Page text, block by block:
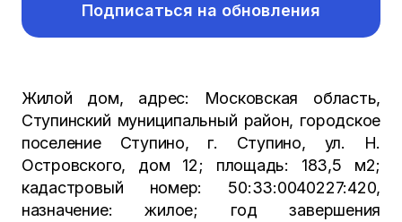
Подписаться на обновления
Жилой дом, адрес: Московская область,
Ступинский муниципальный район, городское
поселение Ступино, г. Ступино, ул. Н.
Островского, дом 12; площадь: 183,5 м2;
кадастровый номер: 50:33:0040227:420,
назначение: жилое; год завершения